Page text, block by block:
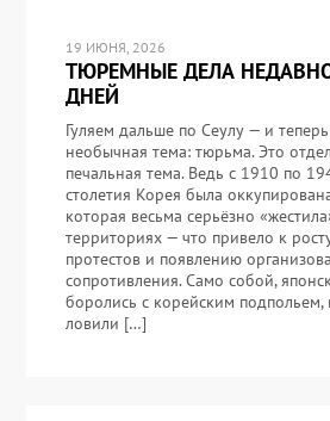
19 ИЮНЯ, 2026
ТЮРЕМНЫЕ ДЕЛА
ДНЕЙ
Гуляем дальше по Сеулу — и
необычная тема: тюрьма. Это
печальная тема. Ведь с 1910 по
столетия Корея была
которая весьма серьёзно
территориях — что привело к
протестов и появлению
сопротивления. Само собой,
боролись с корейским подпольем,
ловили […]